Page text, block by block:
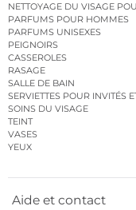
NETTOYAGE DU VISAGE
PARFUMS POUR HOMMES
PARFUMS UNISEXES
PEIGNOIRS
CASSEROLES
RASAGE
SALLE DE BAIN
SERVIETTES POUR INVITÉS
SOINS DU VISAGE
TEINT
VASES
YEUX
Aide et contact